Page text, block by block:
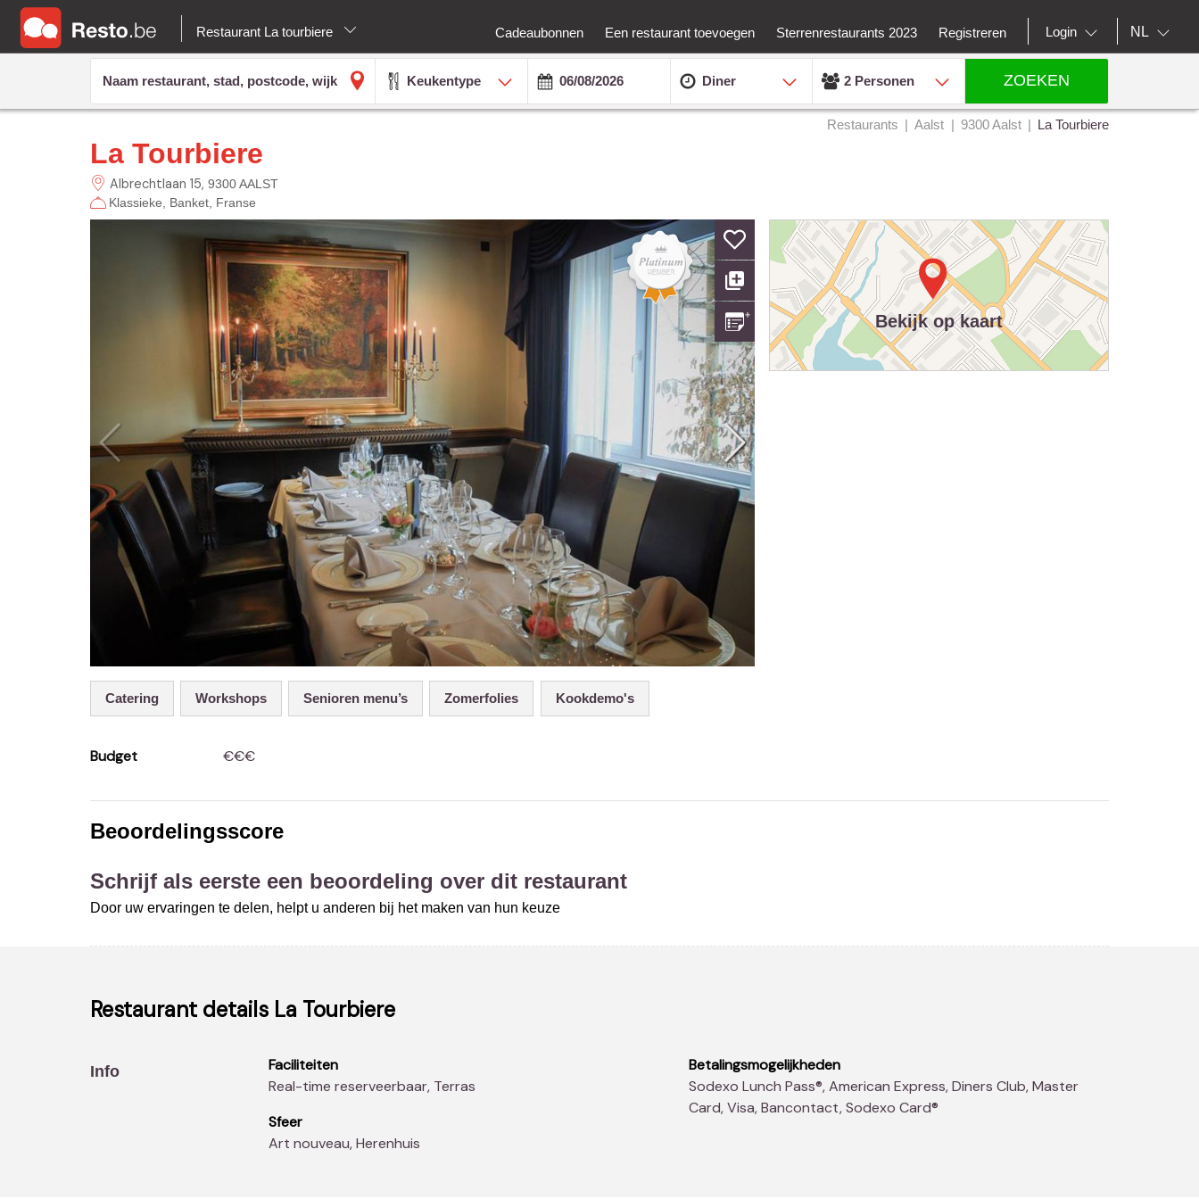
Restaurant La tourbiere Cadeaubonnen Een restaurant toevoegen Sterrenrestaurants 2023 Registreren Login NL
Keukentype Diner 2 Personen ZOEKEN
Restaurants Aalst 9300 Aalst La Tourbiere
La Tourbiere
Albrechtlaan 15 9300 AALST
Klassieke
Banket Franse
Catering Workshops Senioren menu’s Zomerfolies Kookdemo's
Budget €€€
Bekijk op kaart
Beoordelingsscore
Schrijf als eerste een beoordeling over dit restaurant
Door uw ervaringen te delen, helpt u anderen bij het maken van hun keuze
Restaurant details La Tourbiere
Info
Faciliteiten
Real-time reserveerbaar, Terras
Sfeer
Art nouveau, Herenhuis
Betalingsmogelijkheden
Sodexo Lunch Pass®, American Express, Diners Club, Master
Card, Visa, Bancontact, Sodexo Card®